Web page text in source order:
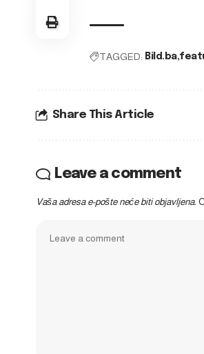
TAGGED: Bild.ba
Share This Article
Leave a comment
Vaša adresa e-pošte neće biti objavljena.